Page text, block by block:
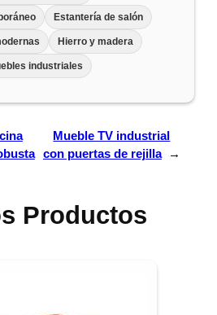
Estantería de salón
Hierro y madera
industriales
Mueble TV industrial
con puertas de rejilla
→
Productos